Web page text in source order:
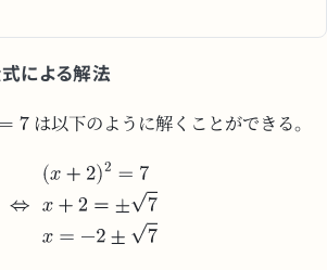
による解法
は以下のように解くことができる。